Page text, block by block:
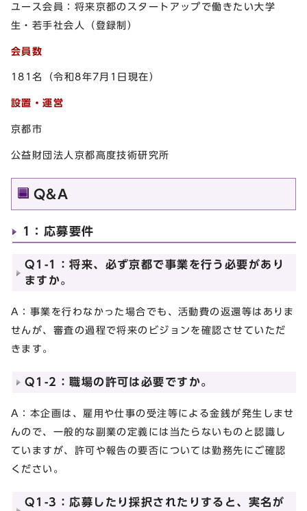
ユース会員：将来京都のスタートアップで働きたい大学
生・若手社会人（登録制）
会員数
181名（令和8年7月1日現在）
設置・運営
京都市
公益財団法人京都高度技術研究所
Q&A
1：応募要件
Q1-1：将来、必ず京都で事業を行う必要があり
ますか。
A：事業を行わなかった場合でも、活動費の返還等はありま
せんが、審査の過程で将来のビジョンを確認させていただ
きます。
Q1-2：職場の許可は必要ですか。
A：本企画は、雇用や仕事の受注等による金銭が発生しませ
んので、一般的な副業の定義には当たらないものと認識し
ていますが、許可や報告の要否については勤務先にご確認
ください。
Q1-3：応募したり採択されたりすると、実名が